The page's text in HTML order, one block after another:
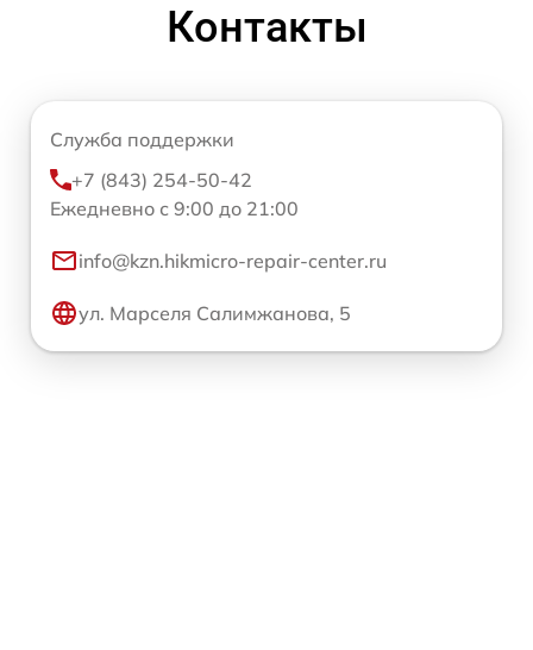
Контакты
Служба поддержки
+7 (843) 254-50-42
Ежедневно с 9:00 до 21:00
info@kzn.hikmicro-repair-center.ru
ул. Марселя Салимжанова, 5